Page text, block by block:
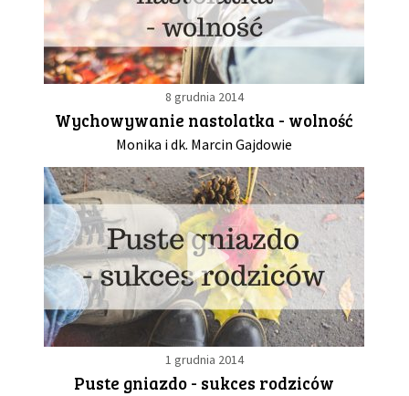
8 grudnia 2014
Wychowywanie nastolatka - wolność
Monika i dk. Marcin Gajdowie
1 grudnia 2014
Puste gniazdo - sukces rodziców